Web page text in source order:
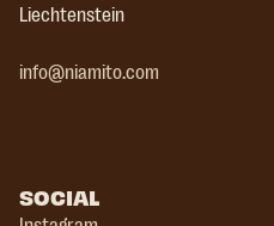
Liechtenstein
info@niamito.com
SOCIAL